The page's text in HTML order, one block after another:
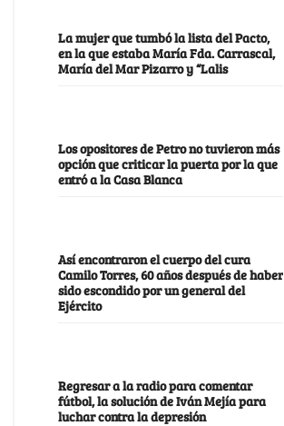
La mujer que tumbó la lista del Pacto,
en la que estaba María Fda. Carrascal,
María del Mar Pizarro y “Lalis
Los opositores de Petro no tuvieron más
opción que criticar la puerta por la que
entró a la Casa Blanca
Así encontraron el cuerpo del cura
Camilo Torres, 60 años después de haber
sido escondido por un general del
Ejército
Regresar a la radio para comentar
fútbol, la solución de Iván Mejía para
luchar contra la depresión